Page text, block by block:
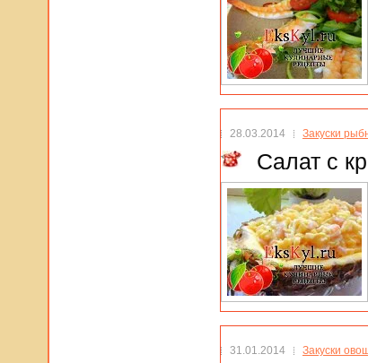
28.03.2014 Закуски
Салат с
31.01.2014 Закуски